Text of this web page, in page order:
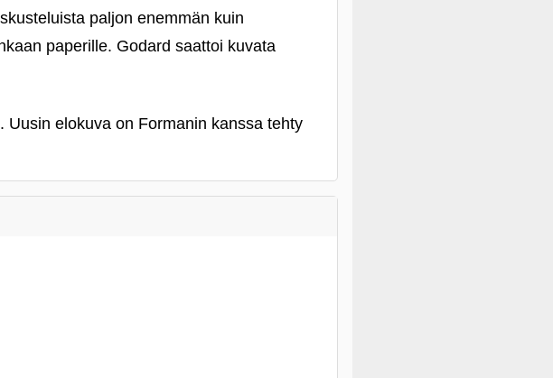
paljon enemmän kuin
paperille. Godard saattoi kuvata
elokuva on Formanin kanssa tehty